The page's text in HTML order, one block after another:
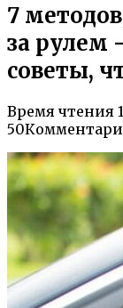
7
за рулем
советы,
Время чтения
50